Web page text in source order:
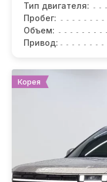
Тип двигателя:
Пробег:
Объем:
Привод:
Корея